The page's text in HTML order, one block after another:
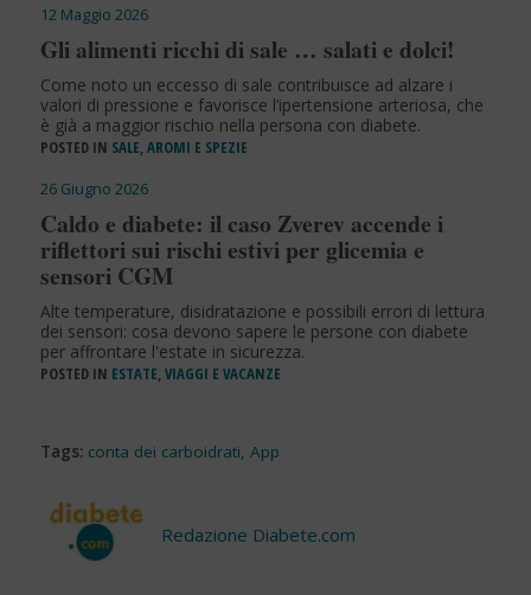
12 Maggio 2026
Gli alimenti ricchi di sale … salati e dolci!
Come noto un eccesso di sale contribuisce ad alzare i
valori di pressione e favorisce l’ipertensione arteriosa, che
è già a maggior rischio nella persona con diabete.
POSTED IN SALE, AROMI E SPEZIE
26 Giugno 2026
Caldo e diabete: il caso Zverev accende i
riflettori sui rischi estivi per glicemia e
sensori CGM
Alte temperature, disidratazione e possibili errori di lettura
dei sensori: cosa devono sapere le persone con diabete
per affrontare l'estate in sicurezza.
POSTED IN ESTATE, VIAGGI E VACANZE
Tags: conta dei carboidrati, App
Redazione Diabete.com